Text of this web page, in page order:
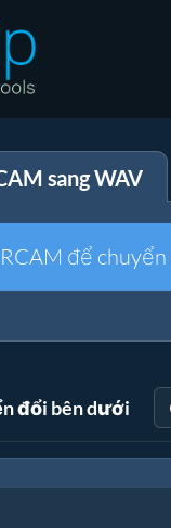
sang WAV
để
đổi bên dưới